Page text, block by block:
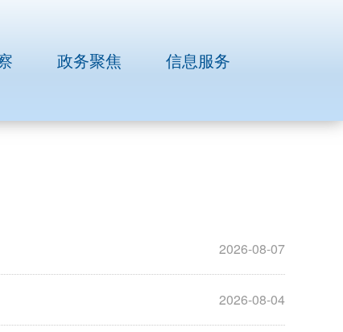
政务聚焦 信息服务
2026-08-07
2026-08-04